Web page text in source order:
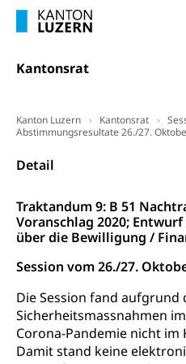
Kantonsrat
Kanton Luzern Kantonsrat
Abstimmungsresultate 26./27.
Detail
Traktandum 9: B 51
Voranschlag 2020;
über die Bewilligung /
Session vom 26./27.
Die Session fand aufgrund
Sicherheitsmassnahmen
Corona-Pandemie nicht
Damit stand keine
LUPK - Luzerner
Bildung und Forschung
Wissenschaftsförderung
Projektförderung
Erwachsenenbildung
Umschulung, zweiter
Berufsbildung,
Neuorientierung,
Berufsberatung,
Studienberatung, Beratung
Berufsabschluss für
Bildungsgutscheine
Bildung &
Berufliche
Lehre, Berufsfachschule,
Berufsberatung,
Berufswahl &